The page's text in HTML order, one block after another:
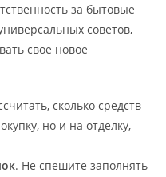
за бытовые
советов,
свое новое
сколько средств
но и на отделку,
. Не спешите заполнять